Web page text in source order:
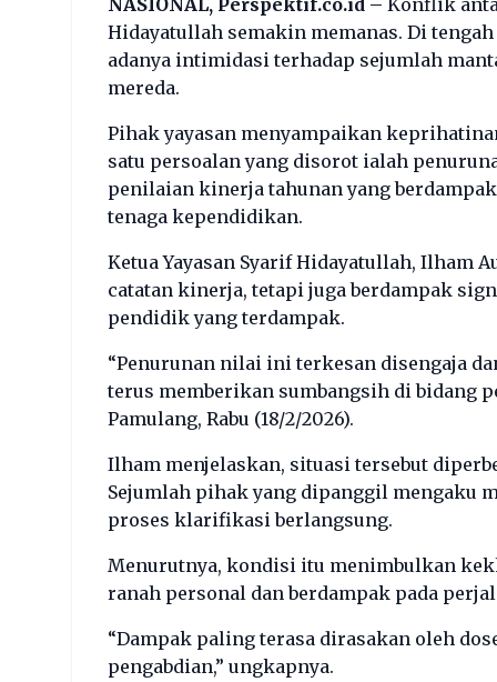
Hidayatullah semakin memanas. Di
adanya intimidasi terhadap sejumlah
mereda.
Pihak yayasan menyampaikan
satu persoalan yang disorot ialah
penilaian kinerja tahunan yang
tenaga kependidikan.
Ketua Yayasan Syarif Hidayatullah, Ilham
catatan kinerja, tetapi juga berdampak
pendidik yang terdampak.
“Penurunan nilai ini terkesan disengaja
terus memberikan sumbangsih di bidang
Pamulang, Rabu (18/2/2026).
Ilham menjelaskan, situasi tersebut
Sejumlah pihak yang dipanggil mengaku
proses klarifikasi berlangsung.
Menurutnya, kondisi itu menimbulkan
ranah personal dan berdampak pada
“Dampak paling terasa dirasakan oleh
pengabdian,” ungkapnya.